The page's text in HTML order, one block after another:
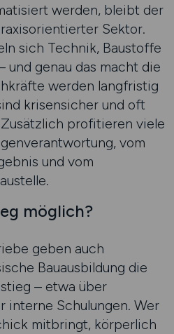
werden, bleibt der
Sektor.
sich Technik, Baustoffe
und genau das macht die
werden langfristig
krisensicher und oft
profitieren viele
vom
und vom
möglich?
geben auch
Bauausbildung die
– etwa über
interne Schulungen. Wer
mitbringt, körperlich